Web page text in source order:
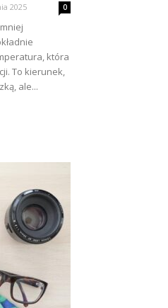
2025 0
która
To kierunek,
ale...